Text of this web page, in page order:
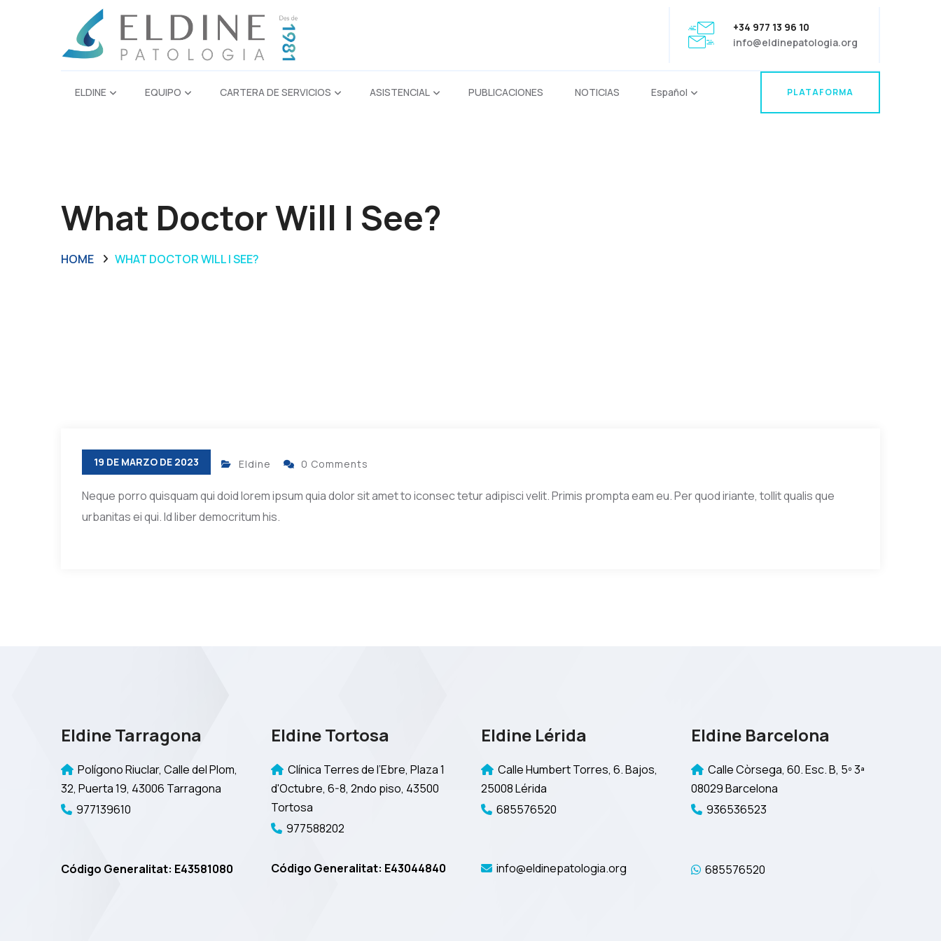
+34 977 13 96 10
info@eldinepatologia.org
ELDINE EQUIPO CARTERA DE SERVICIOS ASISTENCIAL PUBLICACIONES NOTICIAS Español
PLATAFORMA
What Doctor Will I See?
HOME WHAT DOCTOR WILL I SEE?
19 DE MARZO DE 2023 Eldine 0 Comments
Neque porro quisquam qui doid lorem ipsum quia dolor sit amet to iconsec tetur adipisci velit. Primis prompta eam eu. Per quod iriante, tollit qualis que
urbanitas ei qui. Id liber democritum his.
Eldine Tarragona
Polígono Riuclar, Calle del Plom,
32, Puerta 19, 43006 Tarragona
977139610
Código Generalitat: E43581080
Eldine Tortosa
Clínica Terres de l’Ebre, Plaza 1
d'Octubre, 6-8, 2ndo piso, 43500
Tortosa
977588202
Código Generalitat: E43044840
Eldine Lérida
Calle Humbert Torres, 6. Bajos,
25008 Lérida
685576520
info@eldinepatologia.org
Eldine Barcelona
Calle Còrsega, 60. Esc. B, 5º 3ª
08029 Barcelona
936536523
685576520